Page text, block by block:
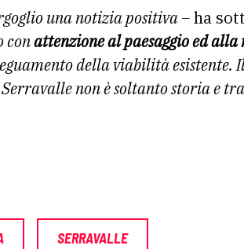
una notizia positiva –ha
conattenzione al paesaggio ed
della viabilità esistente.
non è soltanto storia e
SERRAVALLE